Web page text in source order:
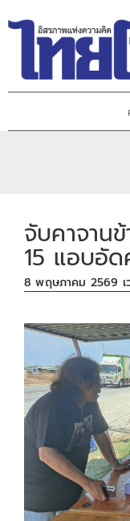
จับคาจาน
15 แอบอั
8 พฤษภาคม 2569 เ